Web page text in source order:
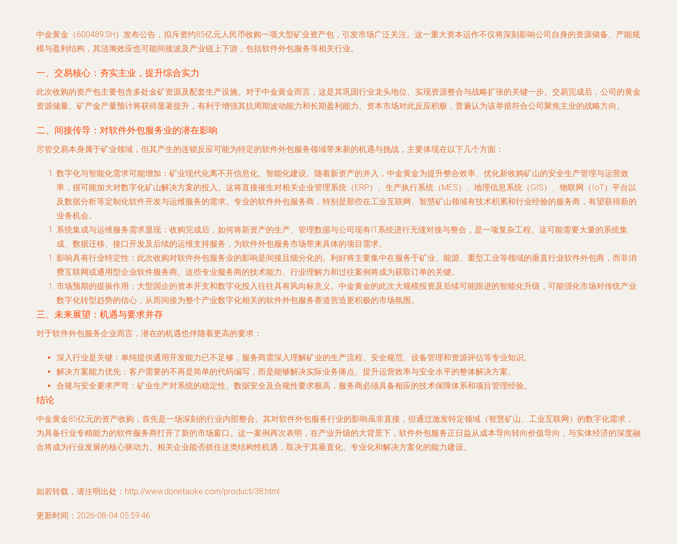
中金黄金（600489.SH）发布公告，拟斥资约85亿元人民币收购一项大型矿业资产包，引发市场广泛关注。这一重大资本运作不仅将深刻影响公司自身的资源储备、产能规
模与盈利结构，其涟漪效应也可能间接波及产业链上下游，包括软件外包服务等相关行业。
一、交易核心：夯实主业，提升综合实力
此次收购的资产包主要包含多处金矿资源及配套生产设施。对于中金黄金而言，这是其巩固行业龙头地位、实现资源整合与战略扩张的关键一步。交易完成后，公司的黄金
资源储量、矿产金产量预计将获得显著提升，有利于增强其抗周期波动能力和长期盈利能力。资本市场对此反应积极，普遍认为该举措符合公司聚焦主业的战略方向。
二、间接传导：对软件外包服务业的潜在影响
尽管交易本身属于矿业领域，但其产生的连锁反应可能为特定的软件外包服务领域带来新的机遇与挑战，主要体现在以下几个方面：
数字化与智能化需求可能增加 ：矿业现代化离不开信息化、智能化建设。随着新资产的并入，中金黄金为提升整合效率、优化新收购矿山的安全生产管理与运营效
率，很可能加大对数字化矿山解决方案的投入。这将直接催生对相关企业管理系统（ERP）、生产执行系统（MES）、地理信息系统（GIS）、物联网（IoT）平台以
及数据分析等定制化软件开发与运维服务的需求。专业的软件外包服务商，特别是那些在工业互联网、智慧矿山领域有技术积累和行业经验的服务商，有望获得新的
业务机会。
系统集成与运维服务需求显现 ：收购完成后，如何将新资产的生产、管理数据与公司现有IT系统进行无缝对接与整合，是一项复杂工程。这可能需要大量的系统集
成、数据迁移、接口开发及后续的运维支持服务，为软件外包服务市场带来具体的项目需求。
影响具有行业特定性 ：此次收购对软件外包服务业的影响是间接且细分化的。利好将主要集中在服务于矿业、能源、重型工业等领域的垂直行业软件外包商，而非消
费互联网或通用型企业软件服务商。这些专业服务商的技术能力、行业理解力和过往案例将成为获取订单的关键。
市场预期的提振作用 ：大型国企的资本开支和数字化投入往往具有风向标意义。中金黄金的此次大规模投资及后续可能跟进的智能化升级，可能强化市场对传统产业
数字化转型趋势的信心，从而间接为整个产业数字化相关的软件外包服务赛道营造更积极的市场氛围。
三、未来展望：机遇与要求并存
对于软件外包服务企业而言，潜在的机遇也伴随着更高的要求：
深入行业是关键 ：单纯提供通用开发能力已不足够，服务商需深入理解矿业的生产流程、安全规范、设备管理和资源评估等专业知识。
解决方案能力优先 ：客户需要的不再是简单的代码编写，而是能够解决实际业务痛点、提升运营效率与安全水平的整体解决方案。
合规与安全要求严苛 ：矿业生产对系统的稳定性、数据安全及合规性要求极高，服务商必须具备相应的技术保障体系和项目管理经验。
结论
中金黄金85亿元的资产收购，首先是一场深刻的行业内部整合。其对软件外包服务行业的影响虽非直接，但通过激发特定领域（智慧矿山、工业互联网）的数字化需求，
为具备行业专精能力的软件服务商打开了新的市场窗口。这一案例再次表明，在产业升级的大背景下，软件外包服务正日益从成本导向转向价值导向，与实体经济的深度融
合将成为行业发展的核心驱动力。相关企业能否抓住这类结构性机遇，取决于其垂直化、专业化和解决方案化的能力建设。
如若转载，请注明出处：http://www.donetaoke.com/product/38.html
更新时间：2026-08-04 05:59:46